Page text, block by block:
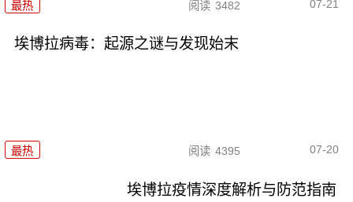
最热 阅读 3482 07-21
埃博拉病毒：起源之谜与发现始末
最热 阅读 4395 07-20
埃博拉疫情深度解析与防范指南